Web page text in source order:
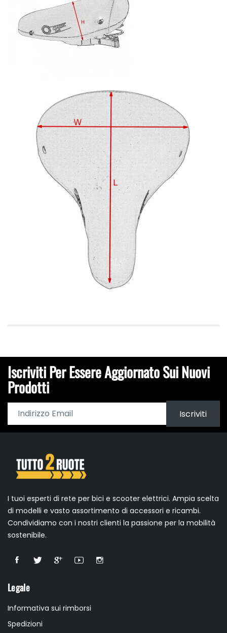
Iscriviti Per Essere Aggiornato Sui Nuovi
Prodotti
Iscriviti
I tuoi esperti di rete per bici e scooter elettrici. Ampia scelta
di modelli e vasto assortimento di accessori e ricambi.
Condividiamo con i nostri clienti la passione per la mobilità
sostenibile.
Legale
Informativa sui rimborsi
Spedizioni